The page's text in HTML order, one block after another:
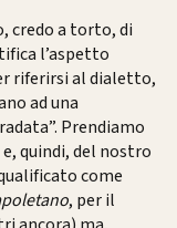
credo a torto, di
l’aspetto
riferirsi al dialetto,
ad una
Prendiamo
quindi, del nostro
come
, per il